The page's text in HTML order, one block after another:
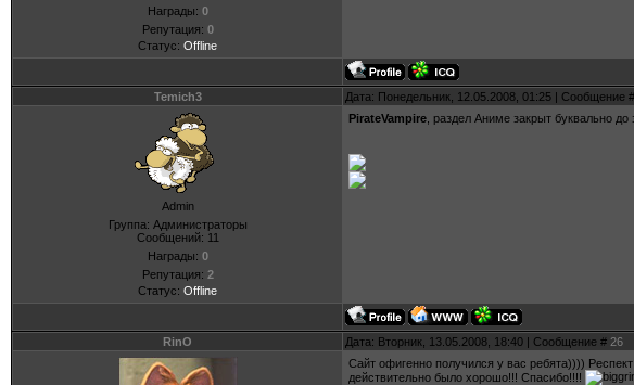
Награды: 0
Репутация: 0
Статус: Offline
Temich3 Дата: Понедельник, 12.05.2008, 01:25 | Сообщение #
Admin
Группа: Администраторы
Сообщений: 11
Награды: 0
Репутация: 2
Статус: Offline
PirateVampire , раздел Аниме закрыт буквально
RinO Дата: Вторник, 13.05.2008, 18:40 | Сообщение # 26
Сайт офигенно получился у вас ребята))))
действительно было хорошо!!! Спасибо!!!!